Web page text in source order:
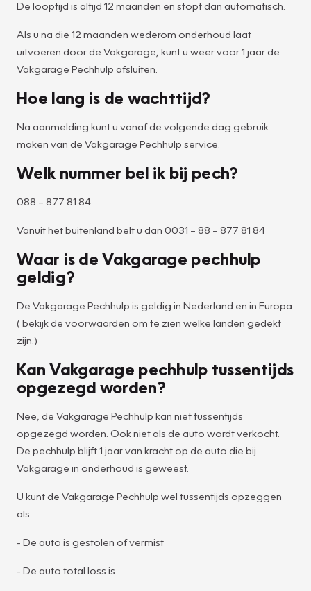
De looptijd is altijd 12 maanden en stopt dan automatisch.
Als u na die 12 maanden wederom onderhoud laat
uitvoeren door de Vakgarage, kunt u weer voor 1 jaar de
Vakgarage Pechhulp afsluiten.
Hoe lang is de wachttijd?
Na aanmelding kunt u vanaf de volgende dag gebruik
maken van de Vakgarage Pechhulp service.
Welk nummer bel ik bij pech?
088 – 877 81 84
Vanuit het buitenland belt u dan 0031 – 88 – 877 81 84
Waar is de Vakgarage pechhulp
geldig?
De Vakgarage Pechhulp is geldig in Nederland en in Europa
( bekijk de voorwaarden om te zien welke landen gedekt
zijn.)
Kan Vakgarage pechhulp tussentijds
opgezegd worden?
Nee, de Vakgarage Pechhulp kan niet tussentijds
opgezegd worden. Ook niet als de auto wordt verkocht.
De pechhulp blijft 1 jaar van kracht op de auto die bij
Vakgarage in onderhoud is geweest.
U kunt de Vakgarage Pechhulp wel tussentijds opzeggen
als:
- De auto is gestolen of vermist
- De auto total loss is